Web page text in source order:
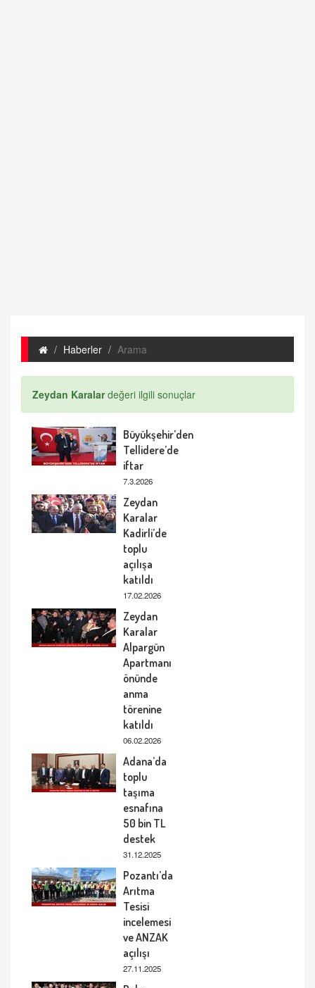
Haberler Arama
Zeydan Karalardeğeri ilgili sonuçlar
Büyükşehir’den
Tellidere’de
iftar
7.3.2026
Zeydan
Karalar
Kadirli’de
toplu
açılışa
katıldı
17.02.2026
Zeydan
Karalar
Alpargün
Apartmanı
önünde
anma
törenine
katıldı
06.02.2026
Adana’da
toplu
taşıma
esnafına
50 bin TL
destek
31.12.2025
Pozantı’da
Arıtma
Tesisi
incelemesi
ve ANZAK
açılışı
27.11.2025